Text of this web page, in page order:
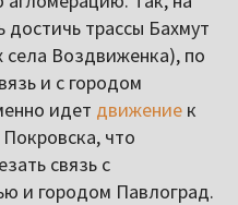
достичь трассы Бахмут
села Воздвиженка), по
и с городом
идет движение к
что
связь с
и городом Павлоград.